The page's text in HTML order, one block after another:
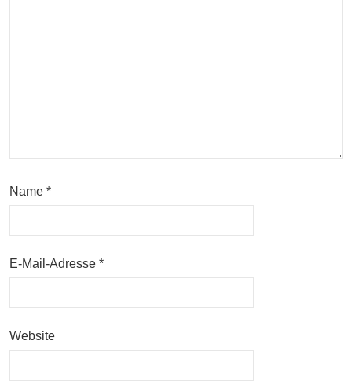
Name *
E-Mail-Adresse *
Website